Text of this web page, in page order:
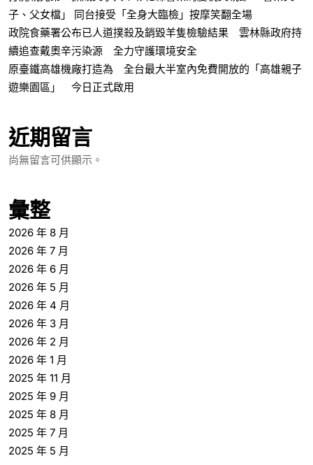
子、父女檔」 同台接受「全身大臨檢」按摩笑翻全場
政院食藥署公布已人道撲殺及銷毀羊隻檢驗結果 雲林縣政府持
續追查戴奧辛污染源 全力守護環境安全
原臺鐵高雄機廠打造為 全台最大半室內免費開放的「高雄親子
遊樂園區」 今日正式啟用
近期留言
尚無留言可供顯示。
彙整
2026 年 8 月
2026 年 7 月
2026 年 6 月
2026 年 5 月
2026 年 4 月
2026 年 3 月
2026 年 2 月
2026 年 1 月
2025 年 11 月
2025 年 9 月
2025 年 8 月
2025 年 7 月
2025 年 5 月